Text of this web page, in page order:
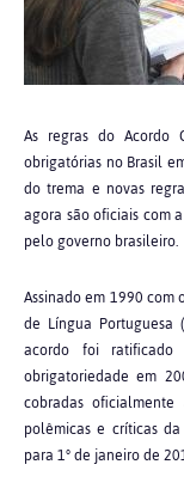
As regras do Acordo
obrigatórias no Brasil
do trema e novas
agora são oficiais com
pelo governo brasileiro.
Assinado em 1990 com
de Língua Portuguesa
acordo foi
obrigatoriedade em
cobradas
polêmicas e críticas
para 1° de janeiro de